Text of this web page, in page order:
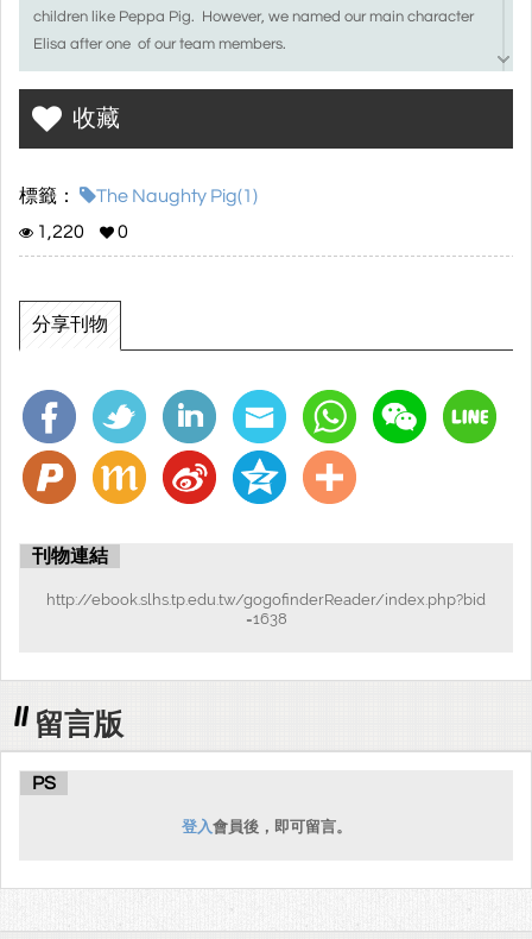
children like Peppa Pig. However, we named our main character
Elisa after one of our team members.
We want to present this story as an interesting one so we made
Elisa meet the bad wolf who pretends to be a friendly pig. The
climax of the story happens when Elisa’s owner Henry appears and
收藏
標籤：
The Naughty Pig(1)
1,220
0
分享刊物
刊物連結
http://ebook.slhs.tp.edu.tw/gogofinderReader/index.php?bid
=1638
留言版
PS
登入會員後，即可留言。